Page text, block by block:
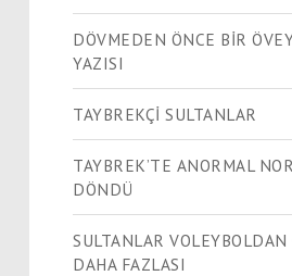
DÖVMEDEN ÖNCE BİR
YAZISI
TAYBREKÇİ SULTANLAR
TAYBREK’TE ANORMAL
DÖNDÜ
SULTANLAR VOLEYBOLDAN
DAHA FAZLASI